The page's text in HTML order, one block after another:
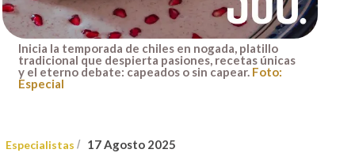
Inicia la temporada de chiles en nogada, platillo
tradicional que despierta pasiones, recetas únicas
y el eterno debate: capeados o sin capear. Foto:
Especial
Especialistas / 17 Agosto 2025